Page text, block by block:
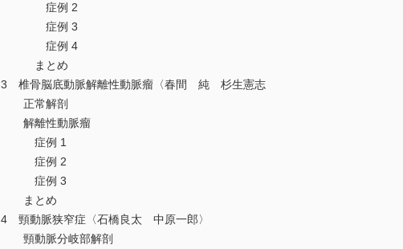
症例 2
症例 3
症例 4
まとめ
3 椎骨脳底動脈解離性動脈瘤〈春間 純 杉生憲志
正常解剖
解離性動脈瘤
症例 1
症例 2
症例 3
まとめ
4 頸動脈狭窄症〈石橋良太 中原一郎〉
頸動脈分岐部解剖